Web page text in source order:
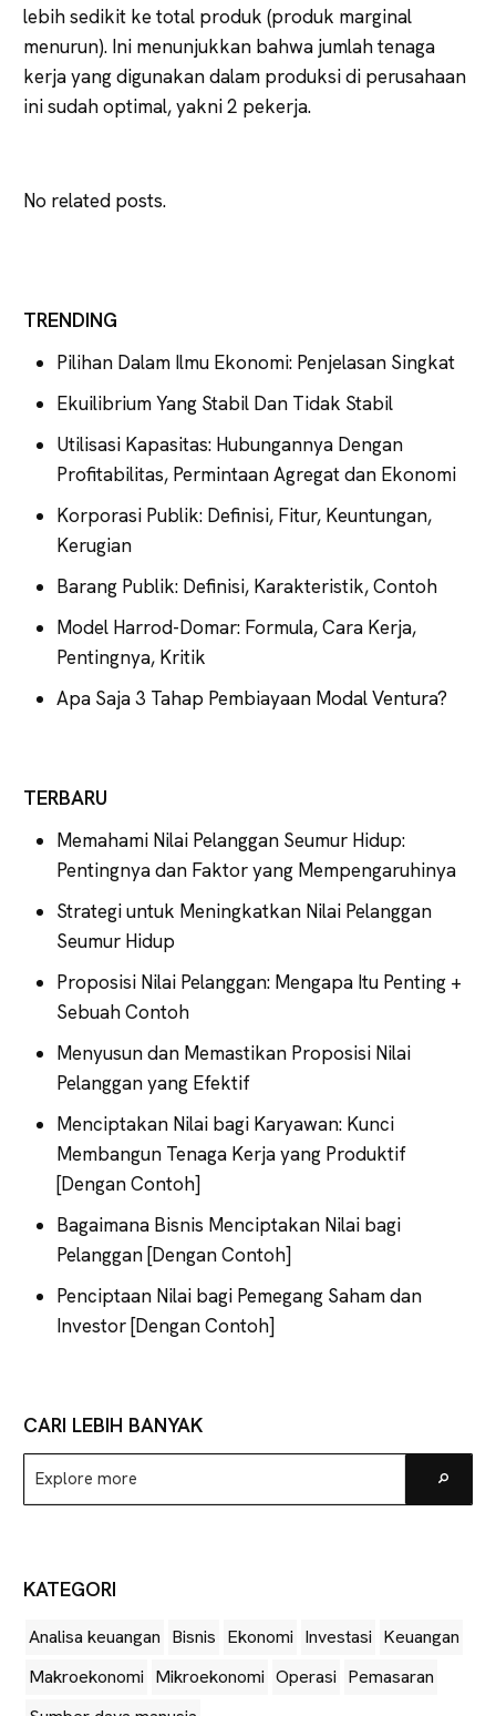
lebih sedikit ke total produk (produk marginal
menurun). Ini menunjukkan bahwa jumlah tenaga
kerja yang digunakan dalam produksi di perusahaan
ini sudah optimal, yakni 2 pekerja.
No related posts.
TRENDING
Pilihan Dalam Ilmu Ekonomi: Penjelasan Singkat
Ekuilibrium Yang Stabil Dan Tidak Stabil
Utilisasi Kapasitas: Hubungannya Dengan
Profitabilitas, Permintaan Agregat dan Ekonomi
Korporasi Publik: Definisi, Fitur, Keuntungan,
Kerugian
Barang Publik: Definisi, Karakteristik, Contoh
Model Harrod-Domar: Formula, Cara Kerja,
Pentingnya, Kritik
Apa Saja 3 Tahap Pembiayaan Modal Ventura?
TERBARU
Memahami Nilai Pelanggan Seumur Hidup:
Pentingnya dan Faktor yang Mempengaruhinya
Strategi untuk Meningkatkan Nilai Pelanggan
Seumur Hidup
Proposisi Nilai Pelanggan: Mengapa Itu Penting +
Sebuah Contoh
Menyusun dan Memastikan Proposisi Nilai
Pelanggan yang Efektif
Menciptakan Nilai bagi Karyawan: Kunci
Membangun Tenaga Kerja yang Produktif
[Dengan Contoh]
Bagaimana Bisnis Menciptakan Nilai bagi
Pelanggan [Dengan Contoh]
Penciptaan Nilai bagi Pemegang Saham dan
Investor [Dengan Contoh]
CARI LEBIH BANYAK
Explore
more
KATEGORI
Analisa keuangan Bisnis Ekonomi Investasi Keuangan
Makroekonomi Mikroekonomi Operasi Pemasaran